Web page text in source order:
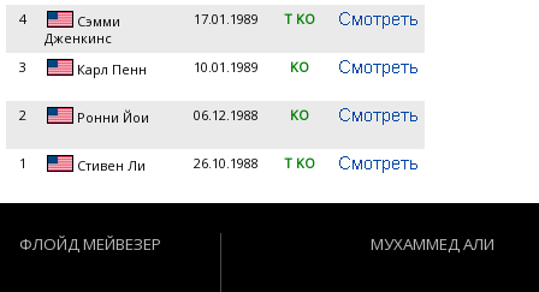
4
Сэмми
Дженкинс
17.01.1989 T KO
3 Карл Пенн 10.01.1989 KO
2 Ронни Йои 06.12.1988 KO
1 Стивен Ли 26.10.1988 T KO
ФЛОЙД МЕЙВЕЗЕР МУХАММЕД АЛИ